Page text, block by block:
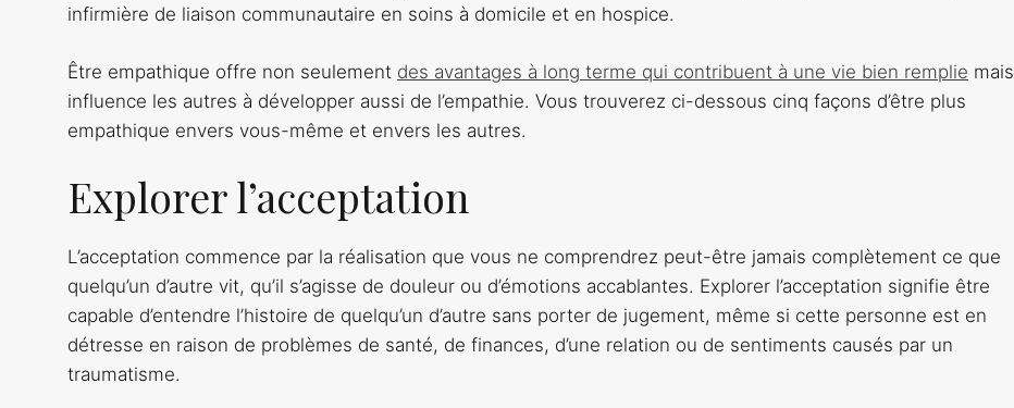
infirmière de liaison communautaire en soins à domicile et en hospice.
Être empathique offre non seulement des avantages à long terme qui contribuent à une vie bien remplie mais
influence les autres à développer aussi de l’empathie. Vous trouverez ci-dessous cinq façons d’être plus
empathique envers vous-même et envers les autres.
Explorer l’acceptation
L’acceptation commence par la réalisation que vous ne comprendrez peut-être jamais complètement ce que
quelqu’un d’autre vit, qu’il s’agisse de douleur ou d’émotions accablantes. Explorer l’acceptation signifie être
capable d’entendre l’histoire de quelqu’un d’autre sans porter de jugement, même si cette personne est en
détresse en raison de problèmes de santé, de finances, d’une relation ou de sentiments causés par un
traumatisme.